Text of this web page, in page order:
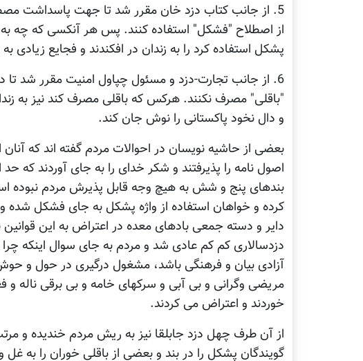
5. از جانب کتاب دزد خان مقرر شد تا جهت پاسداشت
از اصطلاح "فشکل" استفاده کنند. پس هر آنکسی که چه
پشکل استفاده کرد را به زندان در افکندند و فجایع زیادی به
6. از جانب تجارت-دزد و مسئول چپاول امنیت مقرر شد تا
"باقلی" مصرف نکنند. هرکس که باقلی مصرف کند نیز به
و دال نخود پاکستانی را نوش جان کند.
بعضی از حاشیه نویسان در احوالات مردم گفته اند که
اصول نامه را پذیرفتند و شکر خدای را به جای آوردند که
بندهای پنج و شش به هیچ وجه قابل پذیرش مردم نبوده
کرده و خواهان استفاده از واژه پشکل به جای فشکل
دایر و دسته جمعی بادهای معده در اعتراض به این قوانین
دزدسالاری کم کم عادی شد و مردم به جای سوال اینکه
آزادی بیان و فرهنگی باشد، مشغول درگیری در حول و
مریضی وگرانی و بی آبی و سرکهای خامه و بی برقی ناله و
خوردند و اعتراض می کردند.
از آن طرف چهل دزد جابلقا نیز به ریش مردم خندیده و
گویندگان پشکل را در بند و بعضی از باقلی خوران را به